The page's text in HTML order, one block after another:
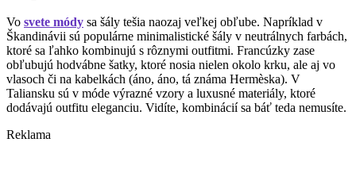
Vo svete módy sa šály tešia naozaj veľkej obľube. Napríklad v
Škandinávii sú populárne minimalistické šály v neutrálnych farbách,
ktoré sa ľahko kombinujú s rôznymi outfitmi. Francúzky zase
obľubujú hodvábne šatky, ktoré nosia nielen okolo krku, ale aj vo
vlasoch či na kabelkách (áno, áno, tá známa Hermèska). V
Taliansku sú v móde výrazné vzory a luxusné materiály, ktoré
dodávajú outfitu eleganciu. Vidíte, kombinácií sa báť teda nemusíte.
Reklama